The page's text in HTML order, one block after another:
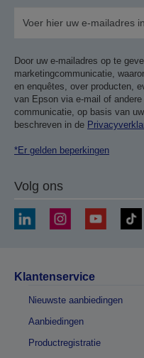
Door uw e-mailadres op te
marketingcommunicatie,
en enquêtes, over producten,
van Epson via e-mail of
communicatie, op basis van
beschreven in de
*Er gelden beperkingen
Volg ons
Klantenservice
Nieuwste aanbiedingen
Aanbiedingen
Productregistratie